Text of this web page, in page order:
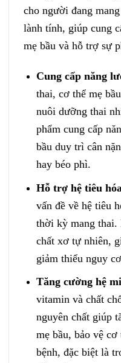
cho người đang
lành tính, giúp cung
mẹ bầu và hỗ trợ sự
Cung cấp năng
thai, cơ thể mẹ
nuôi dưỡng thai
phẩm cung cấp
bầu duy trì cân
hay béo phì.
Hỗ trợ hệ tiêu
vấn đề về hệ tiêu
thời kỳ mang thai.
chất xơ tự nhiên,
giảm thiểu nguy
Tăng cường hệ
vitamin và chất
nguyên chất giúp
mẹ bầu, bảo vệ
bệnh, đặc biệt là